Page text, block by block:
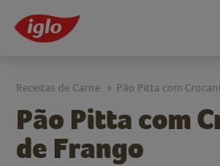
Pão Pitta com
de Frango
Receitas de Carne > Pão Pitta com